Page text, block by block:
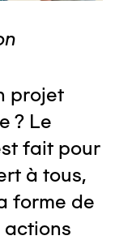
projet
? Le
fait pour
à tous,
forme de
actions